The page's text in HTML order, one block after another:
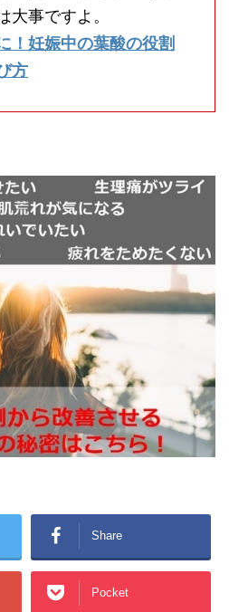
大事ですよ。
！妊娠中の葉酸の役割
方
Share
Pocket